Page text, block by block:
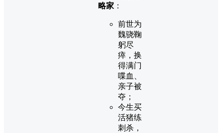
略家 ：
前世为
魏骁鞠
躬尽
瘁，换
得满门
喋血、
亲子被
夺；
今生买
活猪练
刺杀，